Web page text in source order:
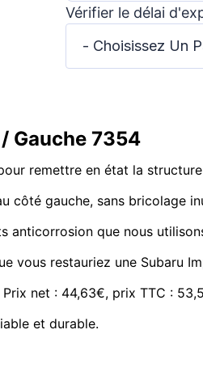
Vérifier le délai
- Choisissez Un
Gauche 7354
remettre en état la
côté gauche, sans bricolage
que nous
vous restauriez une Subaru
net : 44,63€, prix TTC :
et durable.